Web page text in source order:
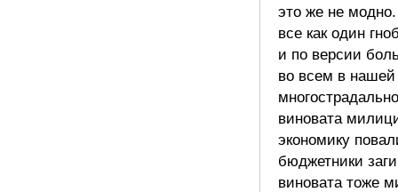
это же не
все как один
и по версии
во всем в нашей
виновата
экономику
бюджетники
виновата тоже